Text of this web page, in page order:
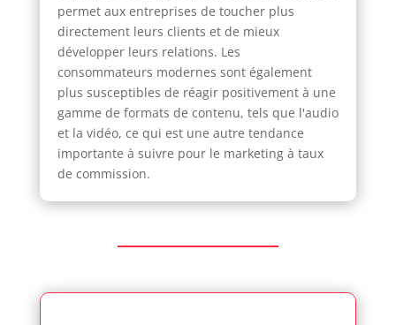
permet aux entreprises de toucher plus
directement leurs clients et de mieux
développer leurs relations. Les
consommateurs modernes sont également
plus susceptibles de réagir positivement à une
gamme de formats de contenu, tels que l'audio
et la vidéo, ce qui est une autre tendance
importante à suivre pour le marketing à taux
de commission.